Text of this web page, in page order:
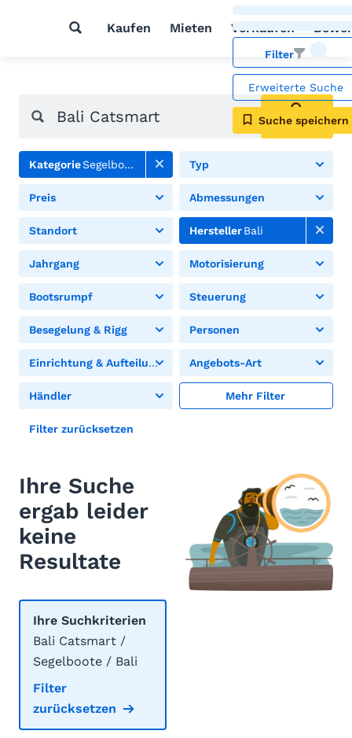
Kaufen Mieten Verkaufen
Filter
Erweiterte Suche
Suche speichern
Suchen
KategorieSegelboote Typ
Preis Abmessungen
Standort HerstellerBali
Jahrgang Motorisierung
Bootsrumpf Steuerung
Besegelung & Rigg Personen
Einrichtung & Aufteilung Angebots-Art
Händler Mehr Filter
Filter zurücksetzen
Ihre Suche
ergab leider
keine
Resultate
Ihre Suchkriterien
Bali Catsmart /
Segelboote / Bali
Filter
zurücksetzen